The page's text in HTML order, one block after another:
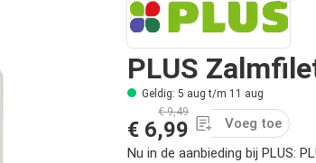
PLUS
Geldig: 5 aug t/m 11 aug
€ 9,49
€ 6,99
Voeg toe
Nu in de aanbieding bij PLUS: